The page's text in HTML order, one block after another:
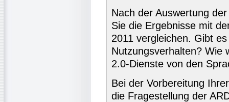
Nach der Auswertung
Sie die Ergebnisse mit
2011 vergleichen. Gibt
Nutzungsverhalten? Wie
2.0-Dienste von den
Bei der Vorbereitung
die Fragestellung der